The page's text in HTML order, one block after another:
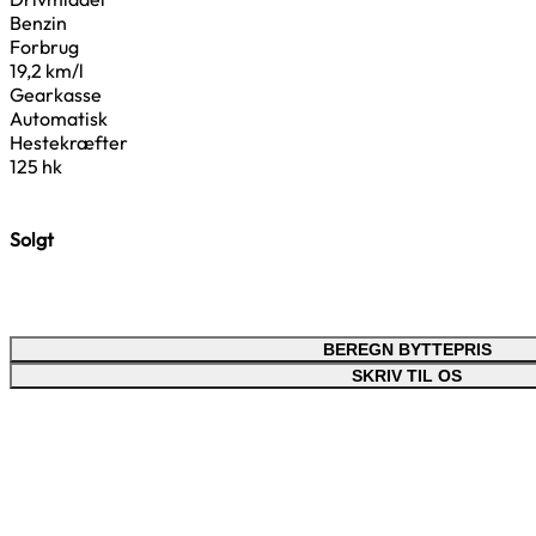
Benzin
Forbrug
19,2 km/l
Gearkasse
Automatisk
Hestekræfter
125 hk
Solgt
BEREGN BYTTEPRIS
SKRIV TIL OS